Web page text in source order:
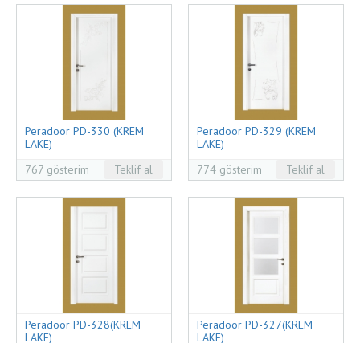
Peradoor PD-330 (KREM
LAKE)
767 gösterim
Teklif al
Peradoor PD-329 (KREM
LAKE)
774 gösterim
Teklif al
Peradoor PD-328(KREM
LAKE)
Peradoor PD-327(KREM
LAKE)